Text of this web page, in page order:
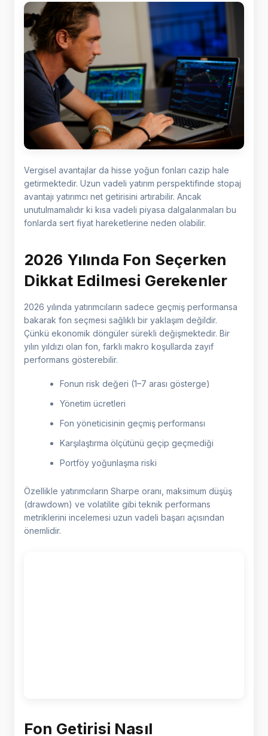
Vergisel avantajlar da hisse yoğun fonları cazip hale
getirmektedir. Uzun vadeli yatırım perspektifinde stopaj
avantajı yatırımcı net getirisini artırabilir. Ancak
unutulmamalıdır ki kısa vadeli piyasa dalgalanmaları bu
fonlarda sert fiyat hareketlerine neden olabilir.
2026 Yılında Fon Seçerken
Dikkat Edilmesi Gerekenler
2026 yılında yatırımcıların sadece geçmiş performansa
bakarak fon seçmesi sağlıklı bir yaklaşım değildir.
Çünkü ekonomik döngüler sürekli değişmektedir. Bir
yılın yıldızı olan fon, farklı makro koşullarda zayıf
performans gösterebilir.
Fonun risk değeri (1–7 arası gösterge)
Yönetim ücretleri
Fon yöneticisinin geçmiş performansı
Karşılaştırma ölçütünü geçip geçmediği
Portföy yoğunlaşma riski
Özellikle yatırımcıların Sharpe oranı, maksimum düşüş
(drawdown) ve volatilite gibi teknik performans
metriklerini incelemesi uzun vadeli başarı açısından
önemlidir.
Fon Getirisi Nasıl